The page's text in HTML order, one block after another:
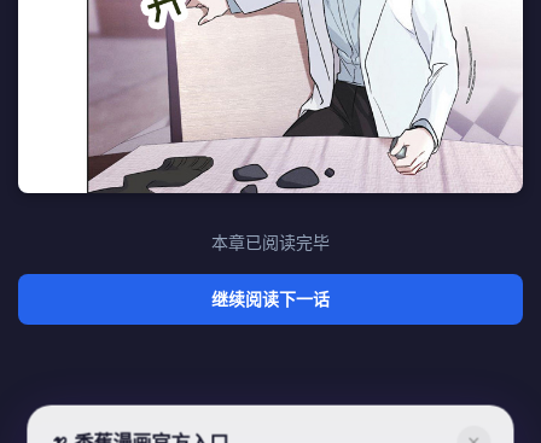
本章已阅读完毕
继续阅读下一话
🍌 香蕉漫画官方入口 ✕